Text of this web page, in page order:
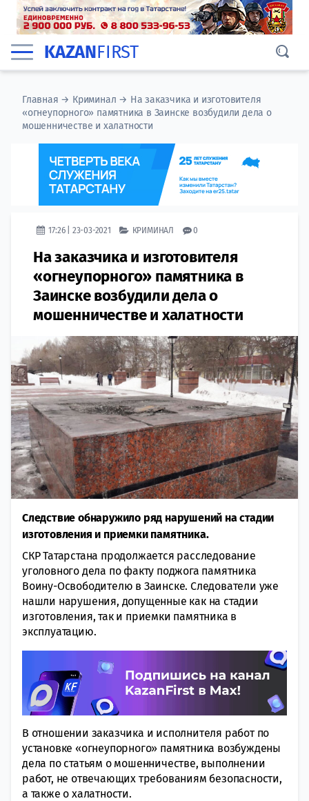
KAZANFIRST
Главная → Криминал → На заказчика и изготовителя
«огнеупорного» памятника в Заинске возбудили дела о
мошенничестве и халатности
17:26 | 23-03-2021 КРИМИНАЛ 0
На заказчика и изготовителя
«огнеупорного» памятника в
Заинске возбудили дела о
мошенничестве и халатности
Следствие обнаружило ряд нарушений на стадии
изготовления и приемки памятника.
СКР Татарстана продолжается расследование
уголовного дела по факту поджога памятника
Воину-Освободителю в Заинске. Следователи уже
нашли нарушения, допущенные как на стадии
изготовления, так и приемки памятника в
эксплуатацию.
В отношении заказчика и исполнителя работ по
установке «огнеупорного» памятника возбуждены
дела по статьям о мошенничестве, выполнении
работ, не отвечающих требованиям безопасности,
а также о халатности.